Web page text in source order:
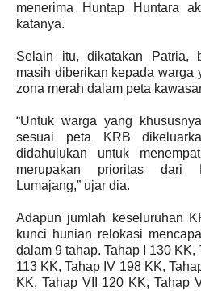
menerima Huntap Huntara
katanya.
Selain itu, dikatakan Patria,
masih diberikan kepada warga
zona merah dalam peta
“Untuk warga yang
sesuai peta KRB
didahulukan untuk
merupakan prioritas dari
Lumajang,” ujar dia.
Adapun jumlah keseluruhan
kunci hunian relokasi
dalam 9 tahap. Tahap I 130 KK,
113 KK, Tahap IV 198 KK,
KK, Tahap VII 120 KK, Tahap